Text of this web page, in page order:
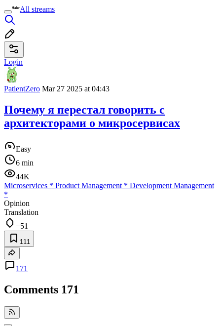
All streams
Login
PatientZero Mar 27 2025 at 04:43
Почему я перестал говорить с
архитекторами о микросервисах
Easy
6 min
44K
Microservices * Product Management * Development Management
*
Opinion
Translation
+51
111
171
Comments 171